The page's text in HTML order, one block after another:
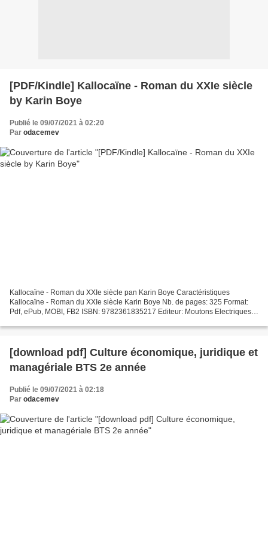
[PDF/Kindle] Kallocaïne - Roman du XXIe siècle
by Karin Boye
Publié le 09/07/2021 à 02:20
Par odacemev
Kallocaïne - Roman du XXIe siècle pan Karin Boye Caractéristiques
Kallocaïne - Roman du XXIe siècle Karin Boye Nb. de pages: 325 Format:
Pdf, ePub, MOBI, FB2 ISBN: 9782361835217 Editeur: Moutons Electriques
[download pdf] Culture économique, juridique et
managériale BTS 2e année
Publié le 09/07/2021 à 02:18
Par odacemev